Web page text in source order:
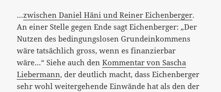
…zwischen Daniel Häni und Reiner Eichenberger.
An einer Stelle gegen Ende sagt Eichenberger: „Der
Nutzen des bedingungslosen Grundeinkommens
wäre tatsächlich gross, wenn es finanzierbar
wäre…“ Siehe auch denKommentar von Sascha
Liebermann, der deutlich macht, dass Eichenberger
sehr wohl weitergehende Einwände hat als den der